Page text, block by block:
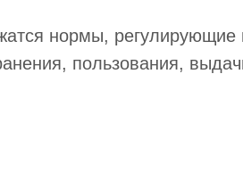
нормы, регулирующие
пользования,